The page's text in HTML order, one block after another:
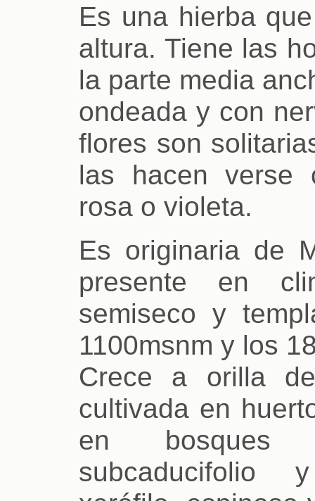
Es una hierba
altura. Tiene las
la parte media
ondeada y con
flores son
las hacen verse
rosa o violeta.
Es originaria de
presente en
semiseco y
1100msnm y los
Crece a orilla
cultivada en
en bosques
subcaducifolio